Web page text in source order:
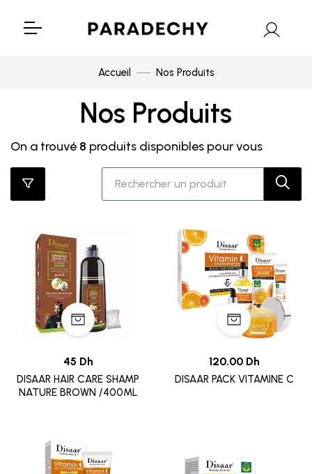
Accueil Nos Produits
Nos Produits
On a trouvé 8 produits disponibles pour vous
45 Dh
DISAAR HAIR CARE SHAMP
NATURE BROWN /400ML
120.00 Dh
DISAAR PACK VITAMINE C